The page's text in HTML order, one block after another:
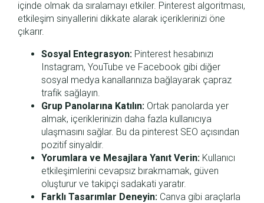
içinde olmak da sıralamayı etkiler. Pinterest algoritması,
etkileşim sinyallerini dikkate alarak içeriklerinizi öne
çıkarır.
Sosyal Entegrasyon: Pinterest hesabınızı
Instagram, YouTube ve Facebook gibi diğer
sosyal medya kanallarınıza bağlayarak çapraz
trafik sağlayın.
Grup Panolarına Katılın: Ortak panolarda yer
almak, içeriklerinizin daha fazla kullanıcıya
ulaşmasını sağlar. Bu da pinterest SEO açısından
pozitif sinyaldir.
Yorumlara ve Mesajlara Yanıt Verin: Kullanıcı
etkileşimlerini cevapsız bırakmamak, güven
oluşturur ve takipçi sadakati yaratır.
Farklı Tasarımlar Deneyin: Canva gibi araçlarla